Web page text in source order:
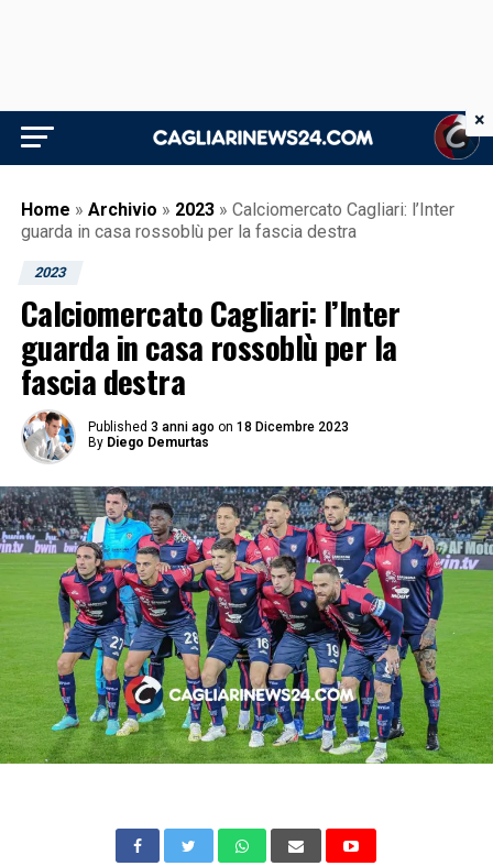
Home » Archivio » 2023 » Calciomercato Cagliari: l’Inter
guarda in casa rossoblù per la fascia destra
2023
Calciomercato Cagliari: l’Inter
guarda in casa rossoblù per la
fascia destra
Published 3 anni ago on 18 Dicembre 2023
By Diego Demurtas
×